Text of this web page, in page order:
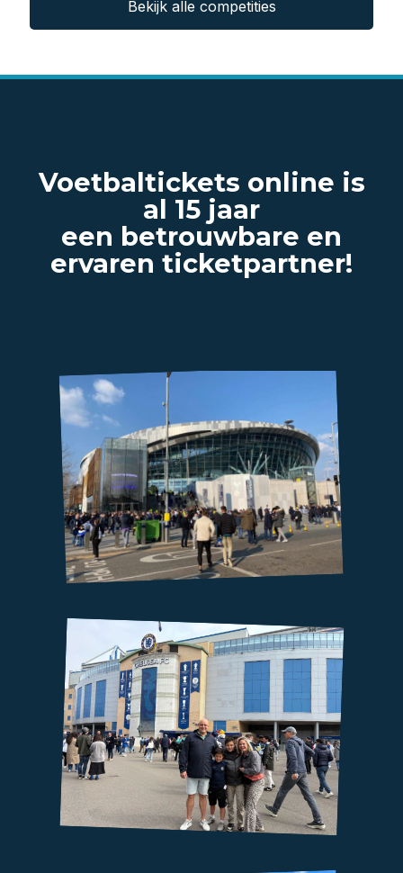
Bekijk alle competities
Voetbaltickets online is
al 15 jaar
een betrouwbare en
ervaren ticketpartner!